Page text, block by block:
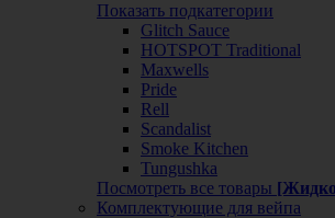
Показать подкатегории
Glitch Sauce
HOTSPOT Traditional
Maxwells
Pride
Rell
Scandalist
Smoke Kitchen
Tungushka
Посмотреть все товары
Комплектующие для вейпа